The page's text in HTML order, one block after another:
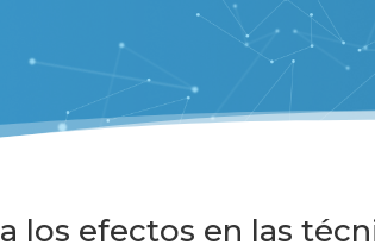
los efectos en las